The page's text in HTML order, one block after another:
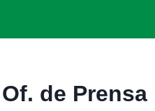
de Prensa